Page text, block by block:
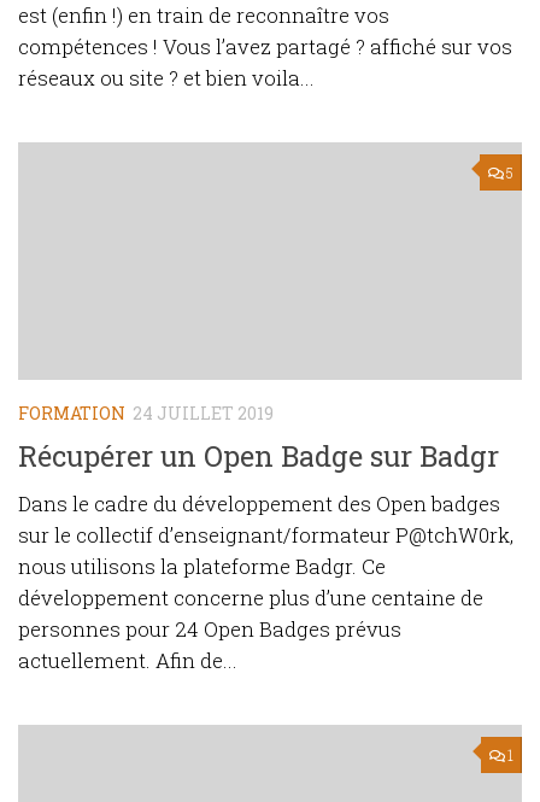
est (enfin !) en train de reconnaître vos
compétences ! Vous l’avez partagé ? affiché sur vos
réseaux ou site ? et bien voila...
5
FORMATION 24 JUILLET 2019
Récupérer un Open Badge sur Badgr
Dans le cadre du développement des Open badges
sur le collectif d’enseignant/formateur P@tchW0rk,
nous utilisons la plateforme Badgr. Ce
développement concerne plus d’une centaine de
personnes pour 24 Open Badges prévus
actuellement. Afin de...
1